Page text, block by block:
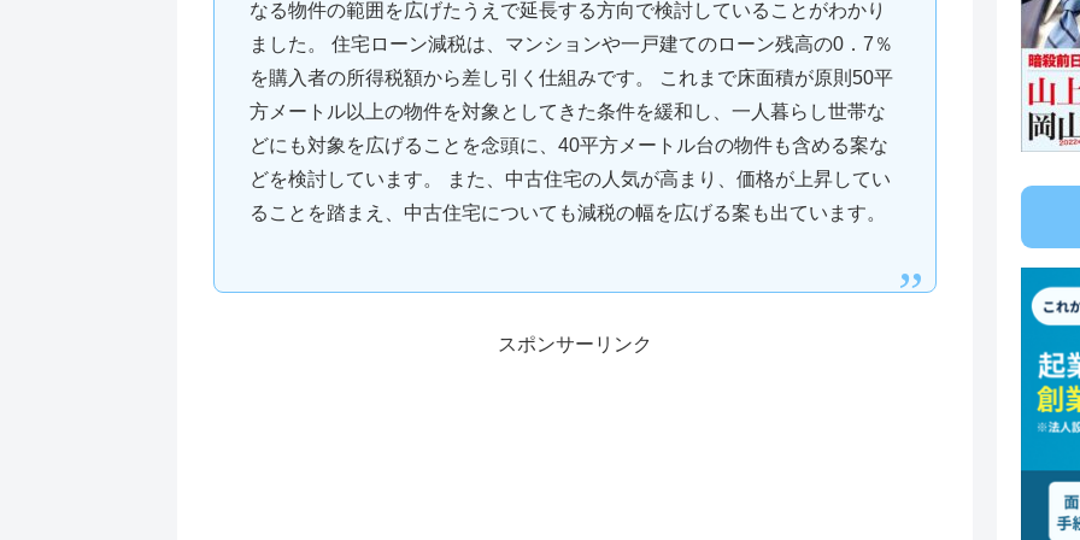
なる物件の範囲を広げたうえで延長する方向で検討していることがわかり
ました。 住宅ローン減税は、マンションや一戸建てのローン残高の0．7％
を購入者の所得税額から差し引く仕組みです。 これまで床面積が原則50平
方メートル以上の物件を対象としてきた条件を緩和し、一人暮らし世帯な
どにも対象を広げることを念頭に、40平方メートル台の物件も含める案な
どを検討しています。 また、中古住宅の人気が高まり、価格が上昇してい
ることを踏まえ、中古住宅についても減税の幅を広げる案も出ています。
スポンサーリンク